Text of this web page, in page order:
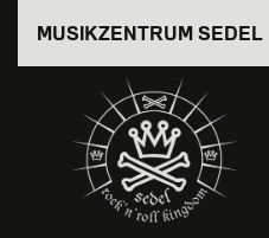
Inhalt
MUSIKZENTRUM SEDEL